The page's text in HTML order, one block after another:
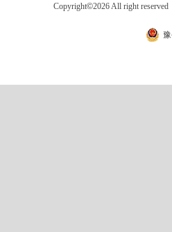
Copyright©2026 All right